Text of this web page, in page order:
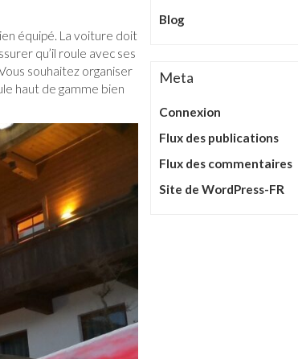
équipé. La voiture doit
qu’il roule avec ses
souhaitez organiser
haut de gamme bien
Blog
Meta
Connexion
Flux des publications
Flux des commentaires
Site de WordPress-FR